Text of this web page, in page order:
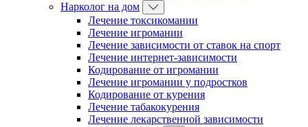
Нарколог на дом
Лечение токсикомании
Лечение игромании
Лечение зависимости от ставок на спорт
Лечение интернет-зависимости
Кодирование от игромании
Лечение игромании у подростков
Кодирование от курения
Лечение табакокурения
Лечение лекарственной зависимости